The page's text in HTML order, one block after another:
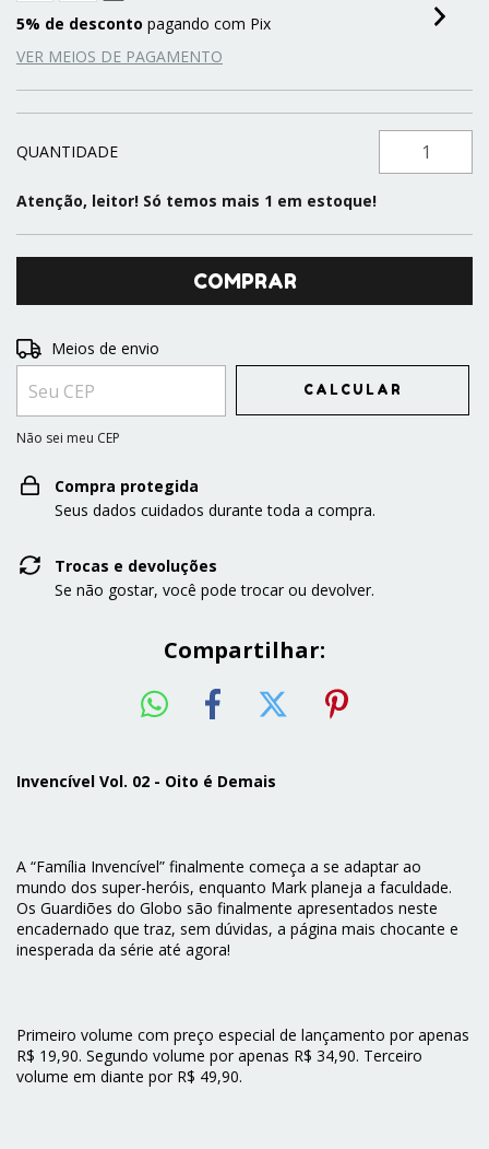
5% de desconto pagando com Pix
VER MEIOS DE PAGAMENTO
QUANTIDADE
Atenção, leitor! Só temos mais 1 em estoque!
Entregas para o CEP:
Meios de envio
CALCULAR
Não sei meu CEP
Compra protegida
Seus dados cuidados durante toda a compra.
Trocas e devoluções
Se não gostar, você pode trocar ou devolver.
Compartilhar:
Invencível Vol. 02 - Oito é Demais
A “Família Invencível” finalmente começa a se adaptar ao
mundo dos super-heróis, enquanto Mark planeja a faculdade.
Os Guardiões do Globo são finalmente apresentados neste
encadernado que traz, sem dúvidas, a página mais chocante e
inesperada da série até agora!
Primeiro volume com preço especial de lançamento por apenas
R$ 19,90. Segundo volume por apenas R$ 34,90. Terceiro
volume em diante por R$ 49,90.